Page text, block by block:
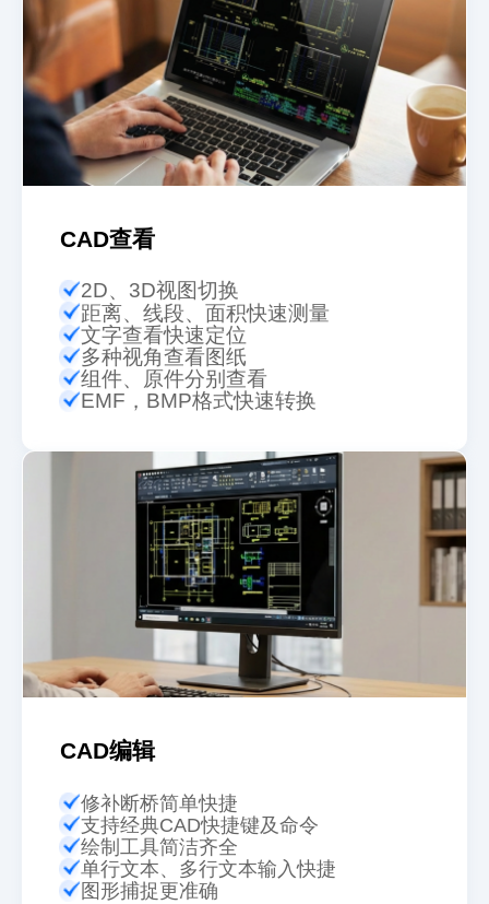
CAD查看
2D、3D视图切换
距离、线段、面积快速测量
文字查看快速定位
多种视角查看图纸
组件、原件分别查看
EMF，BMP格式快速转换
CAD编辑
修补断桥简单快捷
支持经典CAD快捷键及命令
绘制工具简洁齐全
单行文本、多行文本输入快捷
图形捕捉更准确
在线技术人员
切换。体验感十足，对新手也特别友好，小伙伴可
以试试哦~
熬夜改图
白领精英
踩过几次雷，这个绝对安利!用过几次之后就能马上
上手，而且还有详细的教程，真的不要太好用!!!
CAD肝帝
人事助理
软件小小的，功能多多的，现在好用又专业的软件